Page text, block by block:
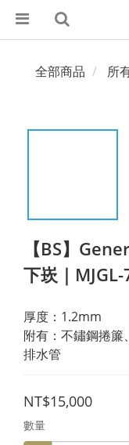
全部商品 所
【BS】
下崁｜
厚度：1.2mm
附有：不鏽鋼捲
排水管
NT$15,000
數量